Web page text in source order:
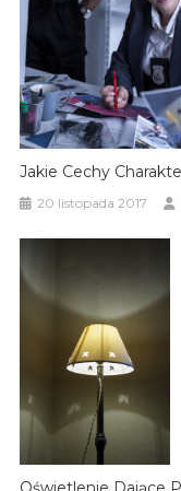
Jakie Cechy
20 listopada 2017